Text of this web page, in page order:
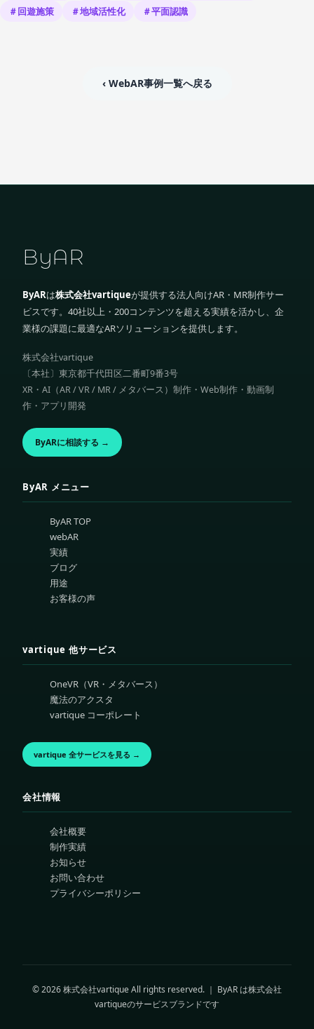
＃回遊施策
＃地域活性化 ＃平面認識
‹ WebAR事例一覧へ戻る
ByAR
ByARは株式会社vartiqueが提供する法人向けAR・MR制作サー
ビスです。40社以上・200コンテンツを超える実績を活かし、企
業様の課題に最適なARソリューションを提供します。
株式会社vartique
〔本社〕東京都千代田区二番町9番3号
XR・AI（AR / VR / MR / メタバース）制作・Web制作・動画制
作・アプリ開発
ByARに相談する →
ByAR メニュー
ByAR TOP
webAR
実績
ブログ
用途
お客様の声
vartique 他サービス
OneVR（VR・メタバース）
魔法のアクスタ
vartique コーポレート
vartique 全サービスを見る →
会社情報
会社概要
制作実績
お知らせ
お問い合わせ
プライバシーポリシー
© 2026 株式会社vartique All rights reserved. ｜ ByAR は株式会社
vartiqueのサービスブランドです